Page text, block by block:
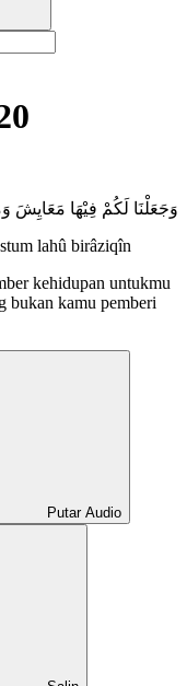
وَجَعَلْنَا لَكُمْ فِيْهَا مَعَايِشَ
lahû birâziqîn
kehidupan untukmu
bukan kamu pemberi
Putar Audio